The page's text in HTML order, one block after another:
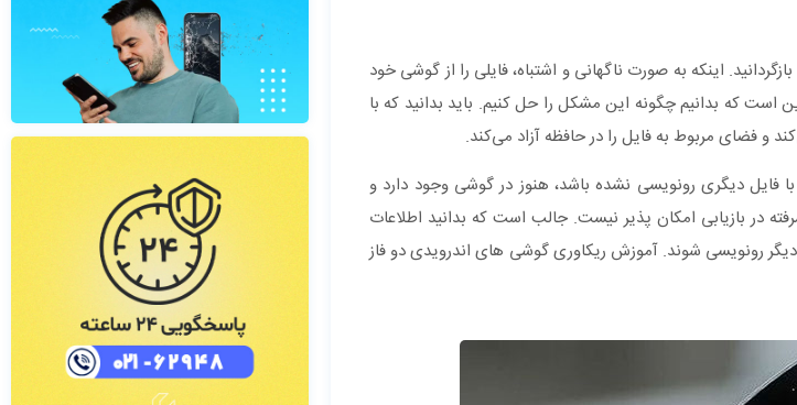
اینکه به صورت ناگهانی و اشتباه، فایلی را از گوشی خود
که بدانیم چگونه این مشکل را حل کنیم. باید بدانید که با
و فضای مربوط به فایل را در حافظه آزاد می‌کند.
فایل دیگری رونویسی نشده باشد، هنوز در گوشی وجود دارد و
در بازیابی امکان پذیر نیست. جالب است که بدانید اطلاعات
رونویسی شوند. آموزش ریکاوری گوشی های اندرویدی دو فاز